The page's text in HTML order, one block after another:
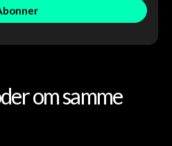
om samme